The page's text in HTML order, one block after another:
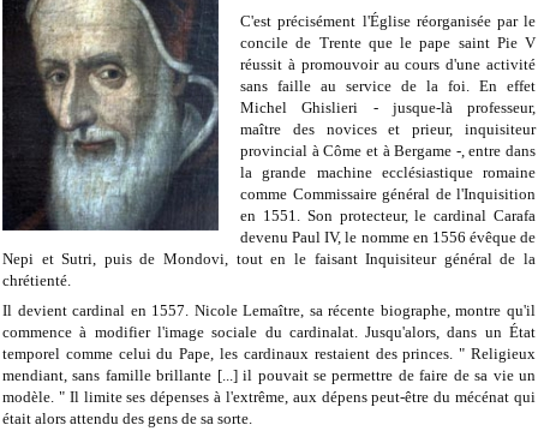
C'est précisément l'Église réorganisée par le
concile de Trente que le pape saint Pie V
réussit à promouvoir au cours d'une activité
sans faille au service de la foi. En effet
Michel Ghislieri - jusque-là professeur,
maître des novices et prieur, inquisiteur
provincial à Côme et à Bergame -, entre dans
la grande machine ecclésiastique romaine
comme Commissaire général de l'Inquisition
en 1551. Son protecteur, le cardinal Carafa
devenu Paul IV, le nomme en 1556 évêque de
Nepi et Sutri, puis de Mondovi, tout en le faisant Inquisiteur général de la
chrétienté.
Il devient cardinal en 1557. Nicole Lemaître, sa récente biographe, montre qu'il
commence à modifier l'image sociale du cardinalat. Jusqu'alors, dans un État
temporel comme celui du Pape, les cardinaux restaient des princes. " Religieux
mendiant, sans famille brillante [...] il pouvait se permettre de faire de sa vie un
modèle. " Il limite ses dépenses à l'extrême, aux dépens peut-être du mécénat qui
était alors attendu des gens de sa sorte.